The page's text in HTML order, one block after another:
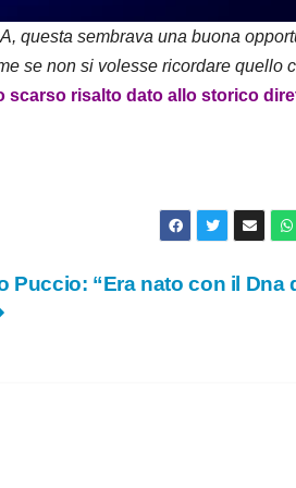
questa sembrava una buona
se non si volesse ricordare quello
scarso risalto dato allo storico
Puccio: “Era nato con il Dna